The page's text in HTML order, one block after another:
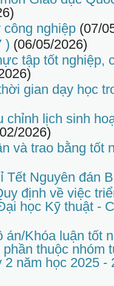
công nghiệp (07/
) (06/05/2026)
tập tốt nghiệp,
gian dạy học
chỉnh lịch sinh
2026)
và trao bằng tốt
Tết Nguyên đán
định về việc
học Kỹ thuật -
Khóa luận tốt
thuộc
năm học 2025 -